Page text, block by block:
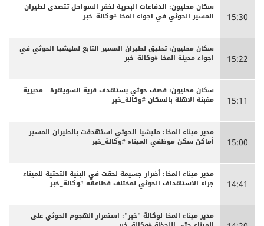
15:30
سكان محليون: الدفاعات البحرية لخفر السواحل تتصدى لطيران
المسير الحوثي في اجواء المخا #وكالة_خبر
15:22
سكان محليون: تحليق لطيران المسير التابع لمليشيا الحوثي في
اجواء مدينة المخا #وكالة_خبر
15:11
سكان محليون: قصف حوثي يستهدف قرية السويهرة - مديرية
مقبنة الاهلة بالسكان #وكالة_خبر
15:00
مدير ميناء المخا: مليشيا الحوثي استهدفت بالطيران المسير
أماكن سكن موظفي الميناء #وكالة_خبر
14:41
مدير ميناء المخا: أضرار جسيمة لحقت في البنية التحتية للميناء
جراء الاستهداف الحوثي لمختلف قطاعاته #وكالة_خبر
مدير ميناء المخا لوكالة "خبر": استمرار الهجوم الحوثي على